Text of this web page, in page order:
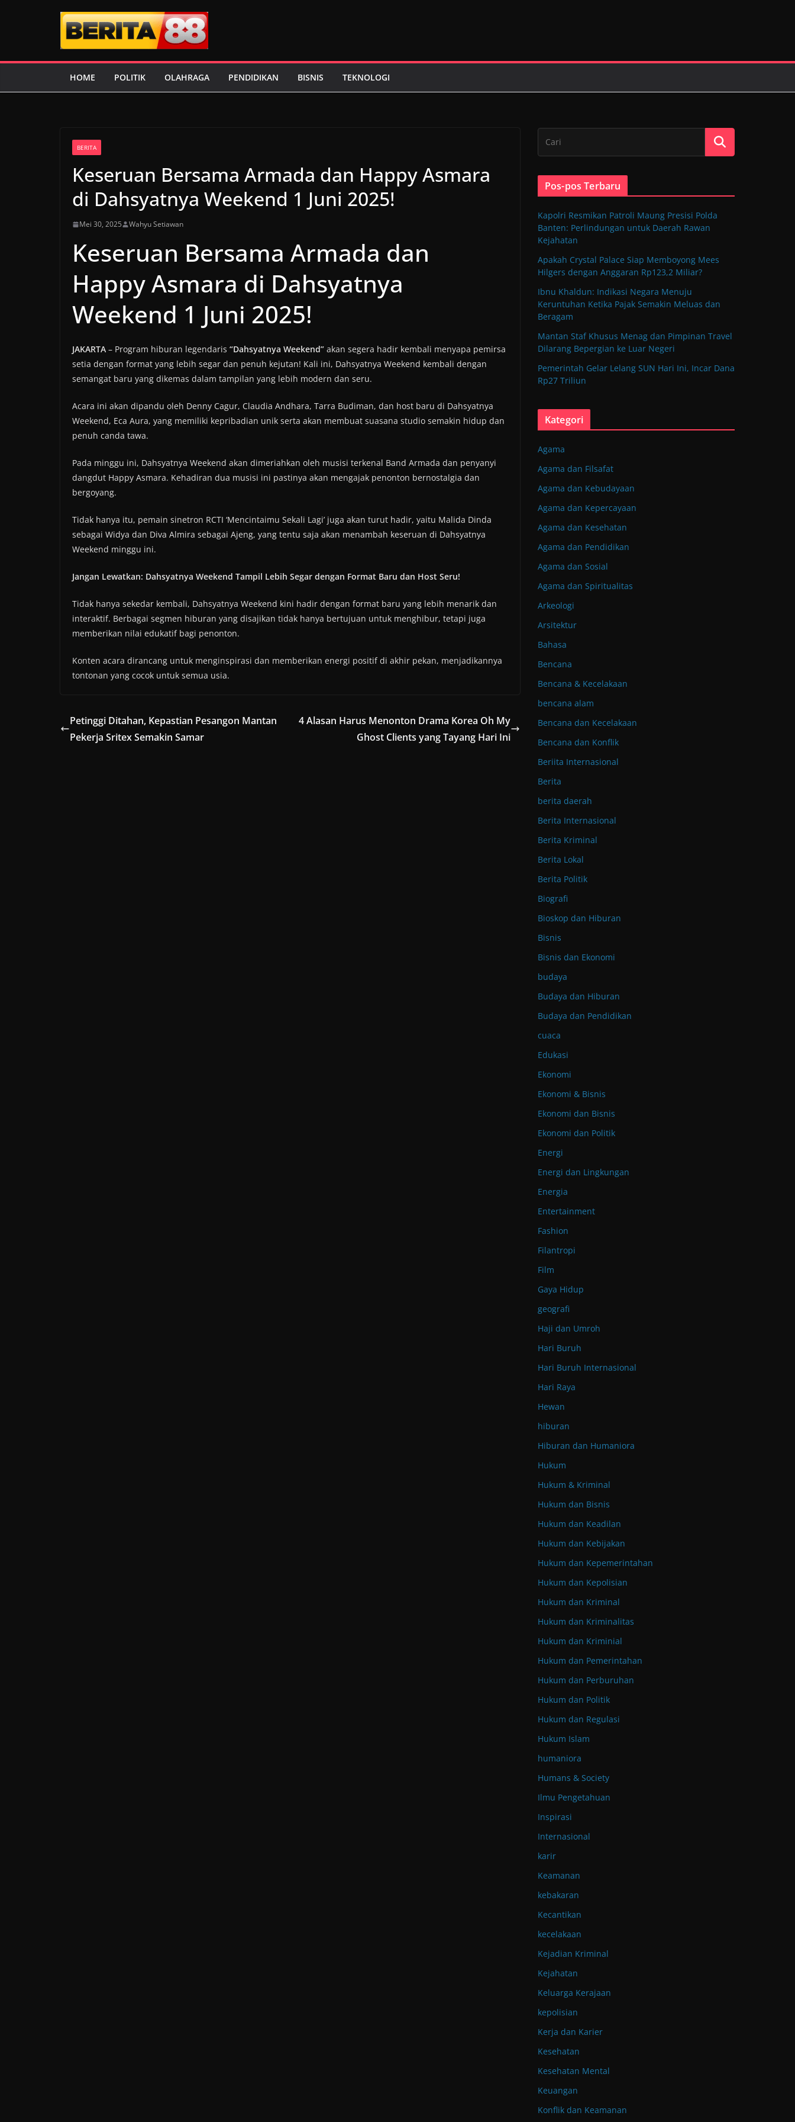
HOME POLITIK OLAHRAGA PENDIDIKAN BISNIS TEKNOLOGI
BERITA
Keseruan Bersama Armada dan Happy Asmara
di Dahsyatnya Weekend 1 Juni 2025!
Mei 30, 2025 Wahyu Setiawan
Keseruan Bersama Armada dan
Happy Asmara di Dahsyatnya
Weekend 1 Juni 2025!
JAKARTA – Program hiburan legendaris “Dahsyatnya Weekend” akan segera hadir kembali menyapa pemirsa
setia dengan format yang lebih segar dan penuh kejutan! Kali ini, Dahsyatnya Weekend kembali dengan
semangat baru yang dikemas dalam tampilan yang lebih modern dan seru.
Acara ini akan dipandu oleh Denny Cagur, Claudia Andhara, Tarra Budiman, dan host baru di Dahsyatnya
Weekend, Eca Aura, yang memiliki kepribadian unik serta akan membuat suasana studio semakin hidup dan
penuh canda tawa.
Pada minggu ini, Dahsyatnya Weekend akan dimeriahkan oleh musisi terkenal Band Armada dan penyanyi
dangdut Happy Asmara. Kehadiran dua musisi ini pastinya akan mengajak penonton bernostalgia dan
bergoyang.
Tidak hanya itu, pemain sinetron RCTI ‘Mencintaimu Sekali Lagi’ juga akan turut hadir, yaitu Malida Dinda
sebagai Widya dan Diva Almira sebagai Ajeng, yang tentu saja akan menambah keseruan di Dahsyatnya
Weekend minggu ini.
Jangan Lewatkan: Dahsyatnya Weekend Tampil Lebih Segar dengan Format Baru dan Host Seru!
Tidak hanya sekedar kembali, Dahsyatnya Weekend kini hadir dengan format baru yang lebih menarik dan
interaktif. Berbagai segmen hiburan yang disajikan tidak hanya bertujuan untuk menghibur, tetapi juga
memberikan nilai edukatif bagi penonton.
Konten acara dirancang untuk menginspirasi dan memberikan energi positif di akhir pekan, menjadikannya
tontonan yang cocok untuk semua usia.
Petinggi Ditahan, Kepastian Pesangon Mantan
Pekerja Sritex Semakin Samar
4 Alasan Harus Menonton Drama Korea Oh My
Ghost Clients yang Tayang Hari Ini
Pos-pos Terbaru
Kapolri Resmikan Patroli Maung Presisi Polda
Banten: Perlindungan untuk Daerah Rawan
Kejahatan
Apakah Crystal Palace Siap Memboyong Mees
Hilgers dengan Anggaran Rp123,2 Miliar?
Ibnu Khaldun: Indikasi Negara Menuju
Keruntuhan Ketika Pajak Semakin Meluas dan
Beragam
Mantan Staf Khusus Menag dan Pimpinan Travel
Dilarang Bepergian ke Luar Negeri
Pemerintah Gelar Lelang SUN Hari Ini, Incar Dana
Rp27 Triliun
Kategori
Agama
Agama dan Filsafat
Agama dan Kebudayaan
Agama dan Kepercayaan
Agama dan Kesehatan
Agama dan Pendidikan
Agama dan Sosial
Agama dan Spiritualitas
Arkeologi
Arsitektur
Bahasa
Bencana
Bencana & Kecelakaan
bencana alam
Bencana dan Kecelakaan
Bencana dan Konflik
Beriita Internasional
Berita
berita daerah
Berita Internasional
Berita Kriminal
Berita Lokal
Berita Politik
Biografi
Bioskop dan Hiburan
Bisnis
Bisnis dan Ekonomi
budaya
Budaya dan Hiburan
Budaya dan Pendidikan
cuaca
Edukasi
Ekonomi
Ekonomi & Bisnis
Ekonomi dan Bisnis
Ekonomi dan Politik
Energi
Energi dan Lingkungan
Energia
Entertainment
Fashion
Filantropi
Film
Gaya Hidup
geografi
Haji dan Umroh
Hari Buruh
Hari Buruh Internasional
Hari Raya
Hewan
hiburan
Hiburan dan Humaniora
Hukum
Hukum & Kriminal
Hukum dan Bisnis
Hukum dan Keadilan
Hukum dan Kebijakan
Hukum dan Kepemerintahan
Hukum dan Kepolisian
Hukum dan Kriminal
Hukum dan Kriminalitas
Hukum dan Kriminial
Hukum dan Pemerintahan
Hukum dan Perburuhan
Hukum dan Politik
Hukum dan Regulasi
Hukum Islam
humaniora
Humans & Society
Ilmu Pengetahuan
Inspirasi
Internasional
karir
Keamanan
kebakaran
Kecantikan
kecelakaan
Kejadian Kriminal
Kejahatan
Keluarga Kerajaan
kepolisian
Kerja dan Karier
Kesehatan
Kesehatan Mental
Keuangan
Konflik dan Keamanan